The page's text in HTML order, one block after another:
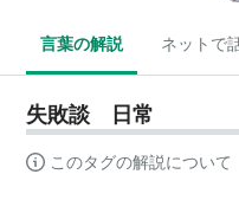
言葉の解説 ネットで
失敗談 日常
このタグの解説について